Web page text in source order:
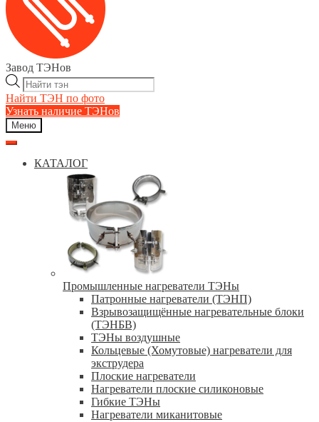
Завод ТЭНов
Поиск
товаров
Найти ТЭН по фото
Узнать наличие ТЭНов
Меню
КАТАЛОГ
Промышленные нагреватели ТЭНы
Патронные нагреватели (ТЭНП)
Взрывозащищённые нагревательные блоки
(ТЭНБВ)
ТЭНы воздушные
Кольцевые (Хомутовые) нагреватели для
экструдера
Плоские нагреватели
Нагреватели плоские силиконовые
Гибкие ТЭНы
Нагреватели миканитовые